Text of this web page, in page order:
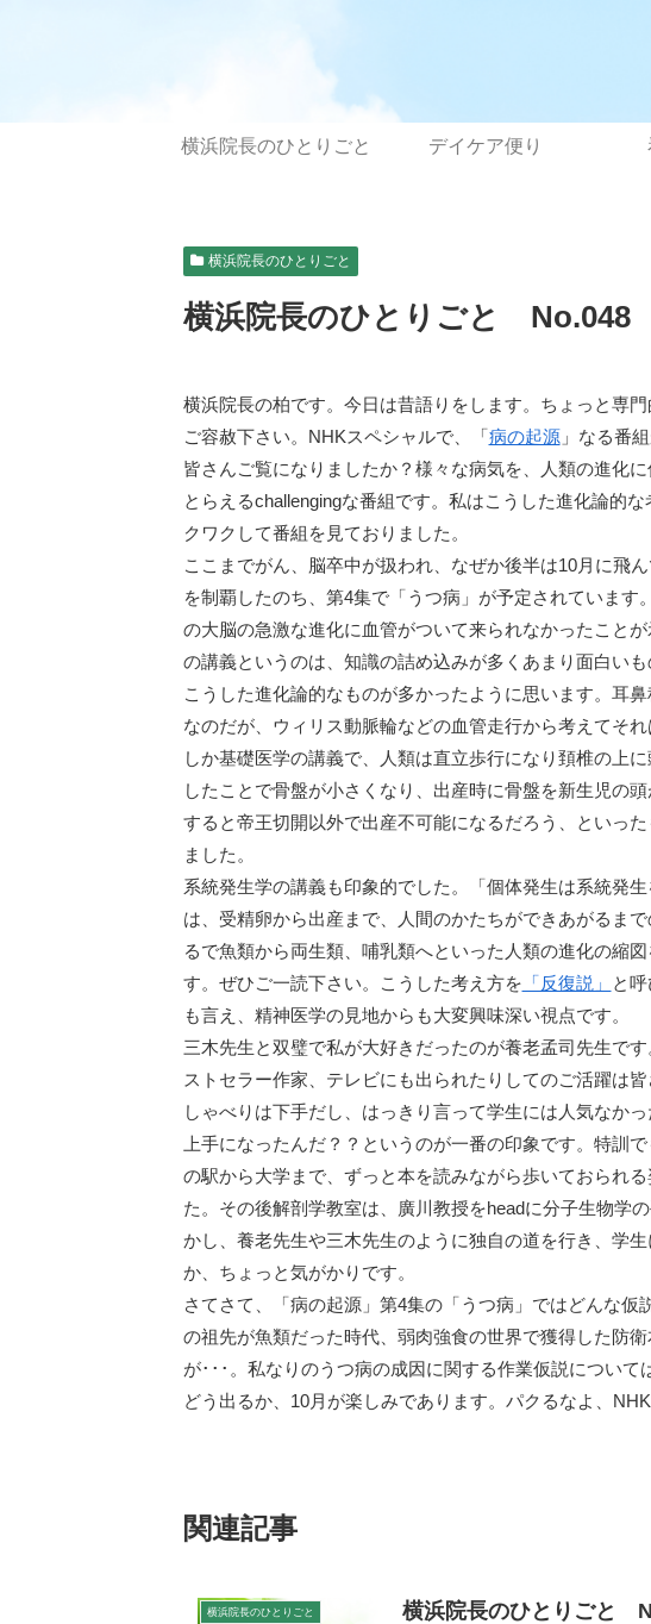
横浜院長のひとりごと デイケア便り
横浜院長のひとりごと
横浜院長のひとりごと No.048
横浜院長の柏です。今日は昔語りをします。ちょっと専
ご容赦下さい。NHKスペシャルで、「病の起源」なる番組
皆さんご覧になりましたか？様々な病気を、人類の進化
とらえるchallengingな番組です。私はこうした進化論的
クワクして番組を見ておりました。
ここまでがん、脳卒中が扱われ、なぜか後半は10月に飛
を制覇したのち、第4集で「うつ病」が予定されています
の大脳の急激な進化に血管がついて来られなかったこと
の講義というのは、知識の詰め込みが多くあまり面白い
こうした進化論的なものが多かったように思います。耳
なのだが、ウィリス動脈輪などの血管走行から考えてそ
しか基礎医学の講義で、人類は直立歩行になり頚椎の上
したことで骨盤が小さくなり、出産時に骨盤を新生児の
すると帝王切開以外で出産不可能になるだろう、といっ
ました。
系統発生学の講義も印象的でした。「個体発生は系統発
は、受精卵から出産まで、人間のかたちができあがるま
るで魚類から両生類、哺乳類へといった人類の進化の縮
す。ぜひご一読下さい。こうした考え方を 「反復説」
と
も言え、精神医学の見地からも大変興味深い視点です。
三木先生と双璧で私が大好きだったのが養老孟司先生で
ストセラー作家、テレビにも出られたりしてのご活躍は
しゃべりは下手だし、はっきり言って学生には人気なか
上手になったんだ？？というのが一番の印象です。特訓
の駅から大学まで、ずっと本を読みながら歩いておられ
た。その後解剖学教室は、廣川教授をheadに分子生物学
かし、養老先生や三木先生のように独自の道を行き、学
か、ちょっと気がかりです。
さてさて、「病の起源」第4集の「うつ病」ではどんな
の祖先が魚類だった時代、弱肉強食の世界で獲得した防
が･･･。私なりのうつ病の成因に関する作業仮説について
どう出るか、10月が楽しみであります。パクるなよ、NHK
関連記事
横浜院長のひとりごと 横浜院長のひとりごと